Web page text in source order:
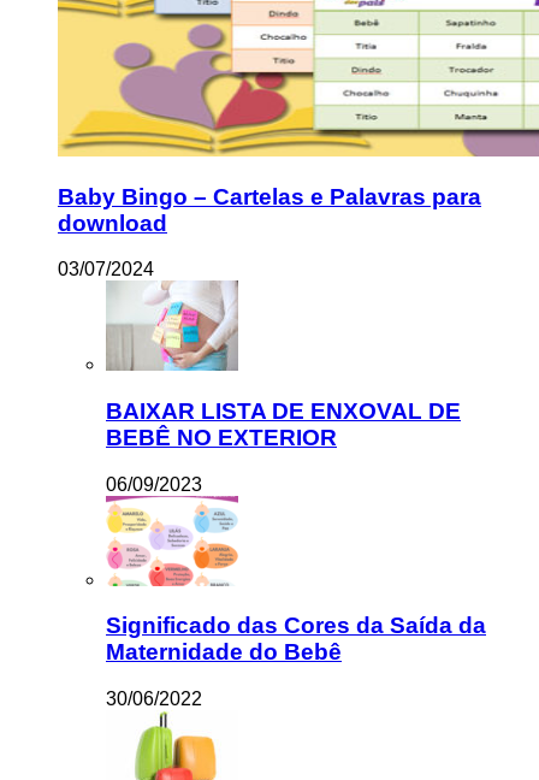
Baby Bingo – Cartelas e Palavras para
download
03/07/2024
BAIXAR LISTA DE ENXOVAL DE
BEBÊ NO EXTERIOR
06/09/2023
Significado das Cores da Saída da
Maternidade do Bebê
30/06/2022